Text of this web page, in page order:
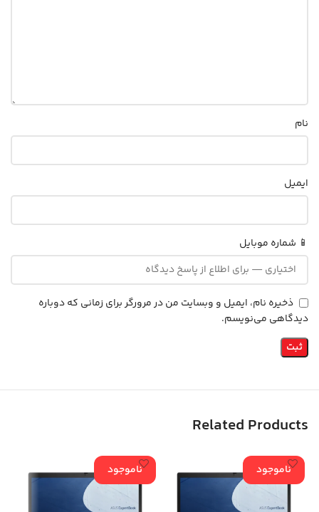
نام
ایمیل
📱 شماره موبایل
ذخیره نام، ایمیل و وبسایت من در مرورگر برای زمانی که دوباره
دیدگاهی می‌نویسم.
Related Products
ناموجود ناموجود